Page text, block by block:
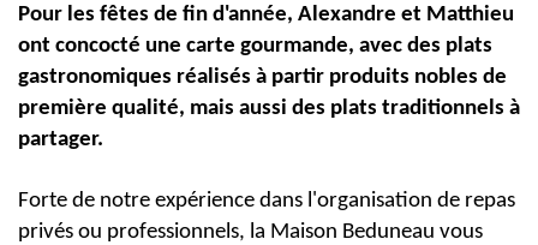
Pour les fêtes de fin d'année, Alexandre et Matthieu
ont concocté une carte gourmande, avec des plats
gastronomiques réalisés à partir produits nobles de
première qualité, mais aussi des plats traditionnels à
partager.
Forte de notre expérience dans l'organisation de repas
privés ou professionnels, la Maison Beduneau vous